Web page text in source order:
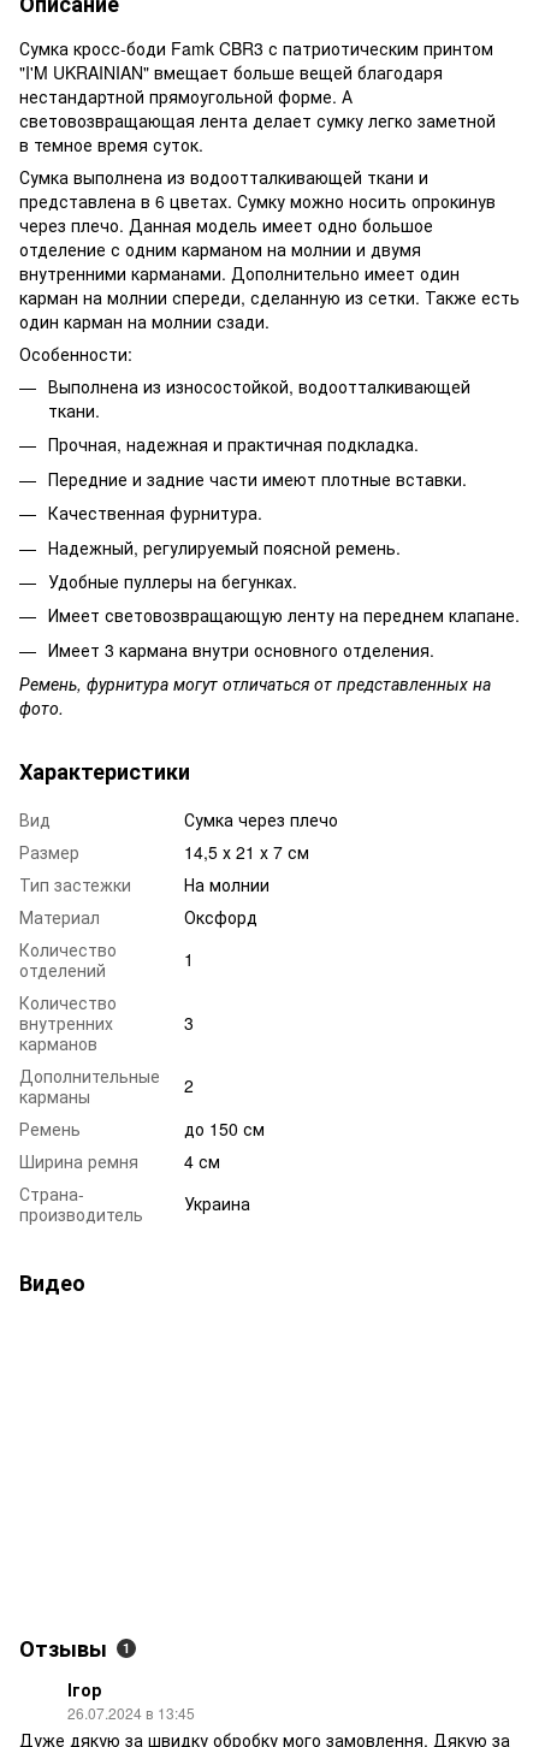
Сумка кросс-боди Famk CBR3 с патриотическим принтом
"I'M UKRAINIAN" вмещает больше вещей благодаря
нестандартной прямоугольной форме. А
световозвращающая лента делает сумку легко заметной
в темное время суток.
Сумка выполнена из водоотталкивающей ткани и
представлена ​​в 6 цветах. Сумку можно носить опрокинув
через плечо. Данная модель имеет одно большое
отделение с одним карманом на молнии и двумя
внутренними карманами. Дополнительно имеет один
карман на молнии спереди, сделанную из сетки. Также есть
один карман на молнии сзади.
Особенности:
Выполнена из износостойкой, водоотталкивающей
ткани.
Прочная, надежная и практичная подкладка.
Передние и задние части имеют плотные вставки.
Качественная фурнитура.
Надежный, регулируемый поясной ремень.
Удобные пуллеры на бегунках.
Имеет световозвращающую ленту на переднем клапане.
Имеет 3 кармана внутри основного отделения.
Ремень, фурнитура могут отличаться от представленных на
фото.
Характеристики
Вид
Сумка через плечо
Размер
14,5 х 21 х 7 см
Тип застежки
На молнии
Материал
Оксфорд
Количество
отделений
1
Количество
внутренних
карманов
3
Дополнительные
карманы
2
Ремень
до 150 см
Ширина ремня
4 см
Страна-
производитель
Украина
Видео
Отзывы 1
Ігор
26.07.2024 в 13:45
Дуже дякую за швидку обробку мого замовлення. Дякую за